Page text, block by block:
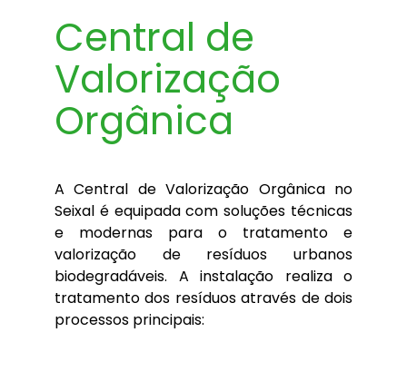
Central de
Valorização
Orgânica
A Central de Valorização Orgânica no
Seixal é equipada com soluções técnicas
e modernas para o tratamento e
valorização de resíduos urbanos
biodegradáveis. A instalação realiza o
tratamento dos resíduos através de dois
processos principais: